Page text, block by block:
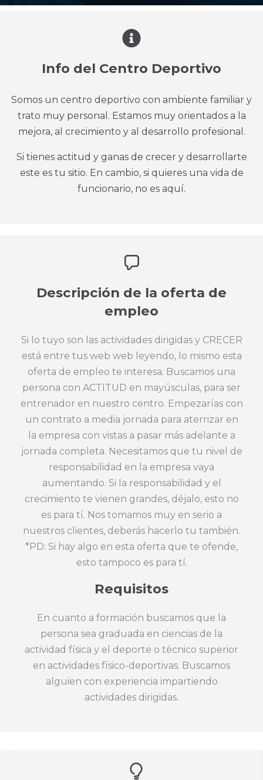
Info del Centro Deportivo
Somos un centro deportivo con ambiente familiar y
trato muy personal. Estamos muy orientados a la
mejora, al crecimiento y al desarrollo profesional.
Si tienes actitud y ganas de crecer y desarrollarte
este es tu sitio. En cambio, si quieres una vida de
funcionario, no es aquí.
Descripción de la oferta de
empleo
Si lo tuyo son las actividades dirigidas y CRECER
está entre tus web web leyendo, lo mismo esta
oferta de empleo te interesa. Buscamos una
persona con ACTITUD en mayúsculas, para ser
entrenador en nuestro centro. Empezarías con
un contrato a media jornada para aterrizar en
la empresa con vistas a pasar más adelante a
jornada completa. Necesitamos que tu nivel de
responsabilidad en la empresa vaya
aumentando. Si la responsabilidad y el
crecimiento te vienen grandes, déjalo, esto no
es para tí. Nos tomamos muy en serio a
nuestros clientes, deberás hacerlo tu también.
*PD: Si hay algo en esta oferta que te ofende,
esto tampoco es para tí.
Requisitos
En cuanto a formación buscamos que la
persona sea graduada en ciencias de la
actividad física y el deporte o técnico superior
en actividades físico-deportivas. Buscamos
alguien con experiencia impartiendo
actividades dirigidas.